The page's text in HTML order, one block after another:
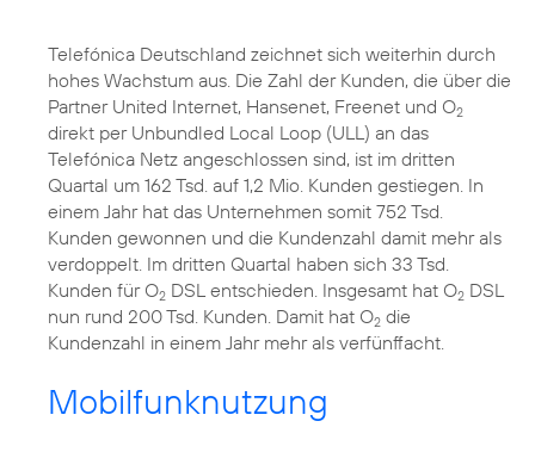
Telefónica Deutschland zeichnet sich weiterhin durch
hohes Wachstum aus. Die Zahl der Kunden, die über die
Partner United Internet, Hansenet, Freenet und O2
direkt per Unbundled Local Loop (ULL) an das
Telefónica Netz angeschlossen sind, ist im dritten
Quartal um 162 Tsd. auf 1,2 Mio. Kunden gestiegen. In
einem Jahr hat das Unternehmen somit 752 Tsd.
Kunden gewonnen und die Kundenzahl damit mehr als
verdoppelt. Im dritten Quartal haben sich 33 Tsd.
Kunden für O2 DSL entschieden. Insgesamt hat O2 DSL
nun rund 200 Tsd. Kunden. Damit hat O2 die
Kundenzahl in einem Jahr mehr als verfünffacht.
Mobilfunknutzung